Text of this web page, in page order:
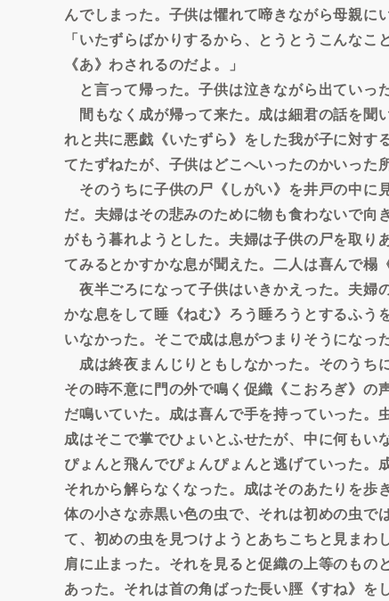
んでしまった。子供は懼れて啼きながら母親に
「いたずらばかりするから、とうとうこんな
《あ》わされるのだよ。」
と言って帰った。子供は泣きながら出ていった
間もなく成が帰って来た。成は細君の話を聞
れと共に悪戯《いたずら》をした我が子に対す
てたずねたが、子供はどこへいったのかいった
そのうちに子供の尸《しがい》を井戸の中に
だ。夫婦はその悲みのために物も食わないで向
がもう暮れようとした。夫婦は子供の尸を取
てみるとかすかな息が聞えた。二人は喜んで榻
夜半ごろになって子供はいきかえった。夫婦
かな息をして睡《ねむ》ろう睡ろうとするふう
いなかった。そこで成は息がつまりそうになっ
成は終夜まんじりともしなかった。そのうち
その時不意に門の外で鳴く促織《こおろぎ》の
だ鳴いていた。成は喜んで手を持っていった。
成はそこで掌でひょいとふせたが、中に何もい
ぴょんと飛んでぴょんぴょんと逃げていった。
それから解らなくなった。成はそのあたりを歩
体の小さな赤黒い色の虫で、それは初めの虫で
て、初めの虫を見つけようとあちこちと見まわ
肩に止まった。それを見ると促織の上等のも
あった。それは首の角ばった長い脛《すね》を